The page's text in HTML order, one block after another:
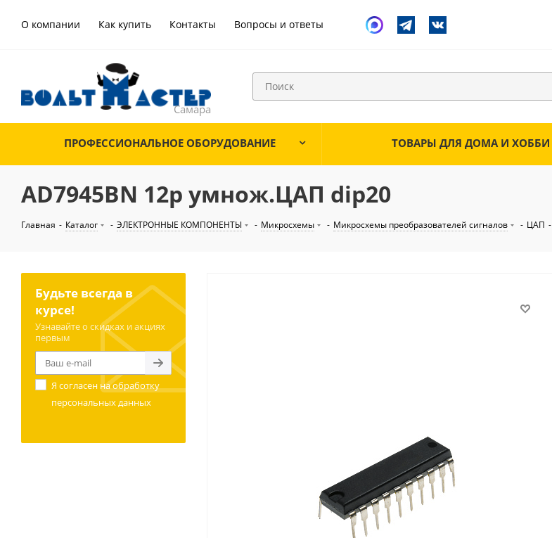
О компании Как купить Контакты Вопросы и ответы
ПРОФЕССИОНАЛЬНОЕ ОБОРУДОВАНИЕ ТОВАРЫ ДЛЯ ДОМА И ХОББИ
AD7945BN 12р умнож.ЦАП dip20
Главная - Каталог - ЭЛЕКТРОННЫЕ КОМПОНЕНТЫ - Микросхемы - Микросхемы преобразователей сигналов - ЦАП -
Будьте всегда в
курсе!
Узнавайте о скидках и акциях
первым
Я согласен наобработку
персональных данных